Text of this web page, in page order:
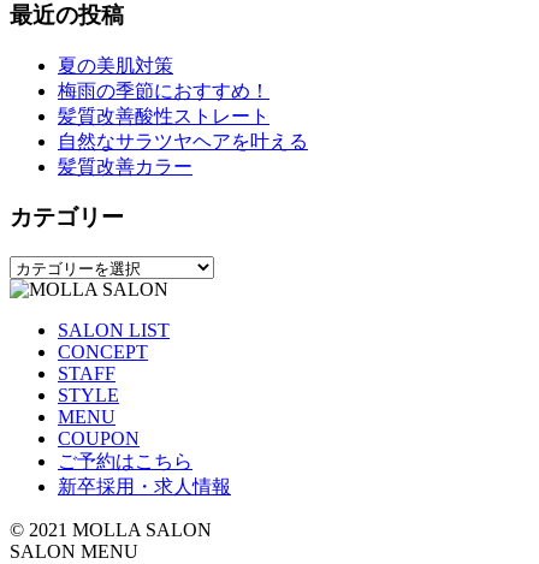
最近の投稿
夏の美肌対策
梅雨の季節におすすめ！
髪質改善酸性ストレート
自然なサラツヤヘアを叶える
髪質改善カラー
カテゴリー
カ
テ
SALON LIST
CONCEPT
STAFF
STYLE
MENU
COUPON
ご予約はこちら
新卒採用・求人情報
© 2021 MOLLA SALON
SALON MENU